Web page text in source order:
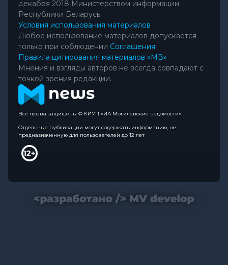
декабря 2018 Министерством информации
Республики Беларусь
Условия использования материалов
Любое использование материалов допускается
только при соблюдении Соглашения
Правила цитирования материалов «МВ»
Мнения и взгляды авторов не всегда совпадают с
точкой зрения редакции.
Все права защищены © КИУП «ИА Могилевские ведомости»
Отдельные публикации могут содержать информацию, не
предназначенную для пользователей до 12 лет